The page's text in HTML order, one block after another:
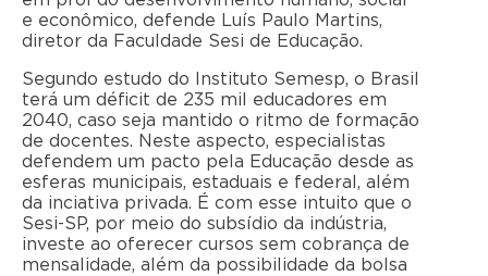
e econômico, defende Luís Paulo Martins,
diretor da Faculdade Sesi de Educação.
Segundo estudo do Instituto Semesp, o Brasil
terá um déficit de 235 mil educadores em
2040, caso seja mantido o ritmo de formação
de docentes. Neste aspecto, especialistas
defendem um pacto pela Educação desde as
esferas municipais, estaduais e federal, além
da inciativa privada. É com esse intuito que o
Sesi-SP, por meio do subsídio da indústria,
investe ao oferecer cursos sem cobrança de
mensalidade, além da possibilidade da bolsa